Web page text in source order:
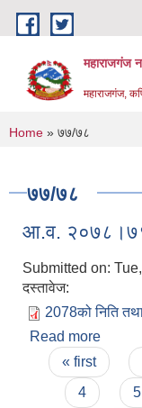
Skip to main content
महाराजगंज
महाराजगंज,
You are
Home » ७७/७८
७७/७८
आ.व. २०७८।७९
Submitted on:
दस्तावेज:
2078को निति
Read more
Pages
« first
4
5